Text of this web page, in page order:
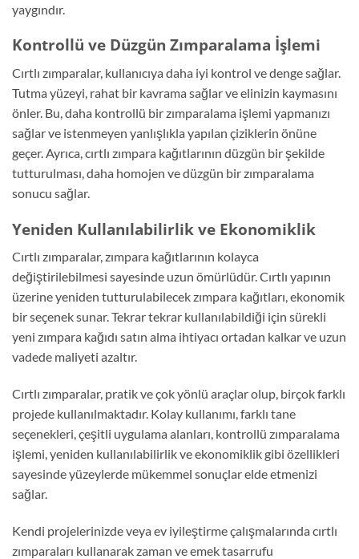
yaygındır.
Kontrollü ve Düzgün Zımparalama İşlemi
Cırtlı zımparalar, kullanıcıya daha iyi kontrol ve denge sağlar.
Tutma yüzeyi, rahat bir kavrama sağlar ve elinizin kaymasını
önler. Bu, daha kontrollü bir zımparalama işlemi yapmanızı
sağlar ve istenmeyen yanlışlıkla yapılan çiziklerin önüne
geçer. Ayrıca, cırtlı zımpara kağıtlarının düzgün bir şekilde
tutturulması, daha homojen ve düzgün bir zımparalama
sonucu sağlar.
Yeniden Kullanılabilirlik ve Ekonomiklik
Cırtlı zımparalar, zımpara kağıtlarının kolayca
değiştirilebilmesi sayesinde uzun ömürlüdür. Cırtlı yapının
üzerine yeniden tutturulabilecek zımpara kağıtları, ekonomik
bir seçenek sunar. Tekrar tekrar kullanılabildiği için sürekli
yeni zımpara kağıdı satın alma ihtiyacı ortadan kalkar ve uzun
vadede maliyeti azaltır.
Cırtlı zımparalar, pratik ve çok yönlü araçlar olup, birçok farklı
projede kullanılmaktadır. Kolay kullanımı, farklı tane
seçenekleri, çeşitli uygulama alanları, kontrollü zımparalama
işlemi, yeniden kullanılabilirlik ve ekonomiklik gibi özellikleri
sayesinde yüzeylerde mükemmel sonuçlar elde etmenizi
sağlar.
Kendi projelerinizde veya ev iyileştirme çalışmalarında cırtlı
zımparaları kullanarak zaman ve emek tasarrufu